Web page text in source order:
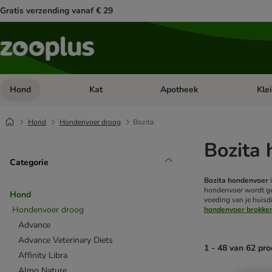
Gratis verzending vanaf € 29
Hond Open categorie menu: Hond
Kat Open categorie menu: Kat
Apotheek
Hond Hondenvoer droog Bozita
Categorie
Hond
Hondenvoer droog
Advance
Advance Veterinary Diets
Affinity Libra
Bozita
Bozita hondenvoer
hondenvoer wordt
voeding van je
hondenvoer
1 - 48 van 62